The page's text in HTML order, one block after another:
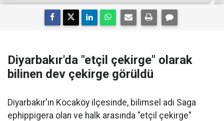
Diyarbakır'da "etçil çekirge" olarak
bilinen dev çekirge görüldü
Diyarbakır'ın Kocaköy ilçesinde, bilimsel adı Saga
ephippigera olan ve halk arasında "etçil çekirge"